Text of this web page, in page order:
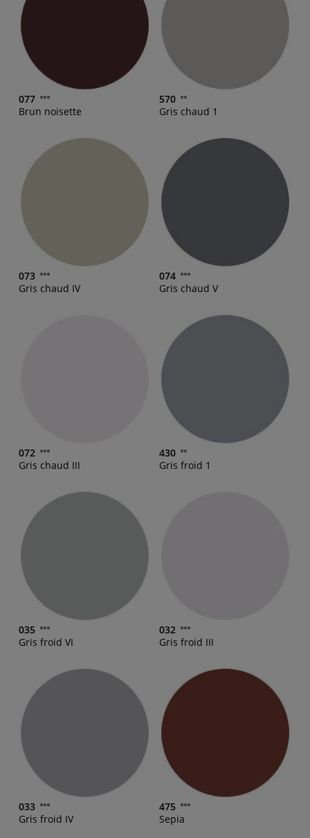
077
Brun noisette
570
Gris chaud 1
073
Gris chaud IV
074
Gris chaud V
072
Gris chaud III
430
Gris froid 1
035
Gris froid VI
032
Gris froid III
033
Gris froid IV
475
Sepia